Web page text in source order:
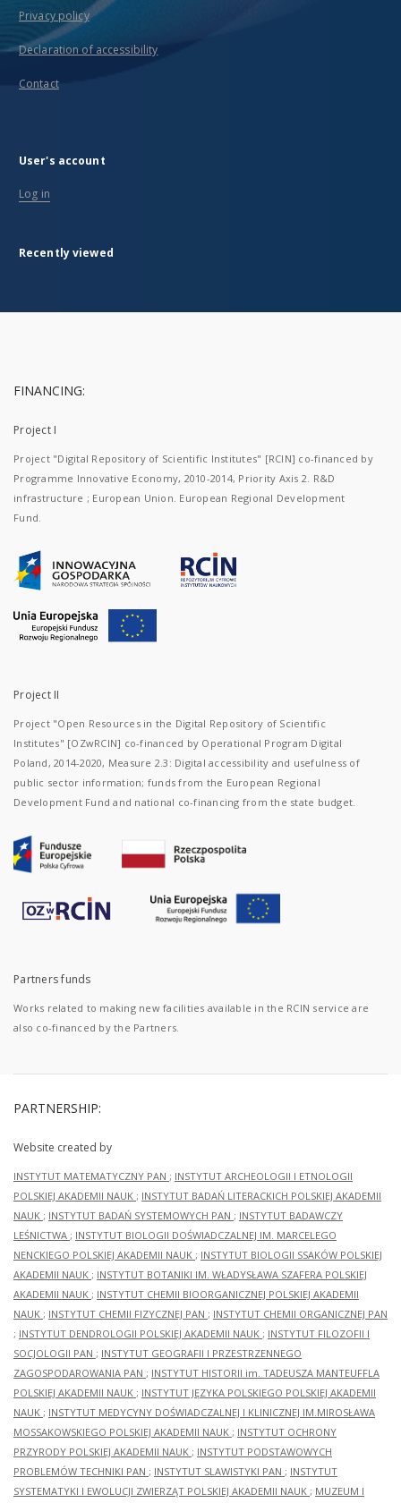
Privacy policy
Declaration of accessibility
Contact
User's account
Log in
Recently viewed
FINANCING:
Project I
Project "Digital Repository of Scientific Institutes" [RCIN] co-financed by
Programme Innovative Economy, 2010-2014, Priority Axis 2. R&D
infrastructure ; European Union. European Regional Development
Fund.
Project II
Project "Open Resources in the Digital Repository of Scientific
Institutes" [OZwRCIN] co-financed by Operational Program Digital
Poland, 2014-2020, Measure 2.3: Digital accessibility and usefulness of
public sector information; funds from the European Regional
Development Fund and national co-financing from the state budget.
Partners funds
Works related to making new facilities available in the RCIN service are
also co-financed by the Partners.
PARTNERSHIP:
Website created by
INSTYTUT MATEMATYCZNY PAN ; INSTYTUT ARCHEOLOGII I ETNOLOGII
POLSKIEJ AKADEMII NAUK ; INSTYTUT BADAŃ LITERACKICH POLSKIEJ AKADEMII
NAUK ; INSTYTUT BADAŃ SYSTEMOWYCH PAN ; INSTYTUT BADAWCZY
LEŚNICTWA ; INSTYTUT BIOLOGII DOŚWIADCZALNEJ IM. MARCELEGO
NENCKIEGO POLSKIEJ AKADEMII NAUK ; INSTYTUT BIOLOGII SSAKÓW POLSKIEJ
AKADEMII NAUK ; INSTYTUT BOTANIKI IM. WŁADYSŁAWA SZAFERA POLSKIEJ
AKADEMII NAUK ; INSTYTUT CHEMII BIOORGANICZNEJ POLSKIEJ AKADEMII
NAUK ; INSTYTUT CHEMII FIZYCZNEJ PAN ; INSTYTUT CHEMII ORGANICZNEJ PAN
; INSTYTUT DENDROLOGII POLSKIEJ AKADEMII NAUK ; INSTYTUT FILOZOFII I
SOCJOLOGII PAN ; INSTYTUT GEOGRAFII I PRZESTRZENNEGO
ZAGOSPODAROWANIA PAN ; INSTYTUT HISTORII im. TADEUSZA MANTEUFFLA
POLSKIEJ AKADEMII NAUK ; INSTYTUT JĘZYKA POLSKIEGO POLSKIEJ AKADEMII
NAUK ; INSTYTUT MEDYCYNY DOŚWIADCZALNEJ I KLINICZNEJ IM.MIROSŁAWA
MOSSAKOWSKIEGO POLSKIEJ AKADEMII NAUK ; INSTYTUT OCHRONY
PRZYRODY POLSKIEJ AKADEMII NAUK ; INSTYTUT PODSTAWOWYCH
PROBLEMÓW TECHNIKI PAN ; INSTYTUT SLAWISTYKI PAN ; INSTYTUT
SYSTEMATYKI I EWOLUCJI ZWIERZĄT POLSKIEJ AKADEMII NAUK ; MUZEUM I